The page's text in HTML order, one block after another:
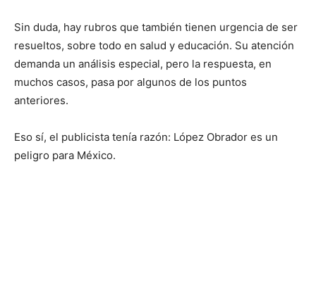
Sin duda, hay rubros que también tienen urgencia de ser
resueltos, sobre todo en salud y educación. Su atención
demanda un análisis especial, pero la respuesta, en
muchos casos, pasa por algunos de los puntos
anteriores.
Eso sí, el publicista tenía razón: López Obrador es un
peligro para México.